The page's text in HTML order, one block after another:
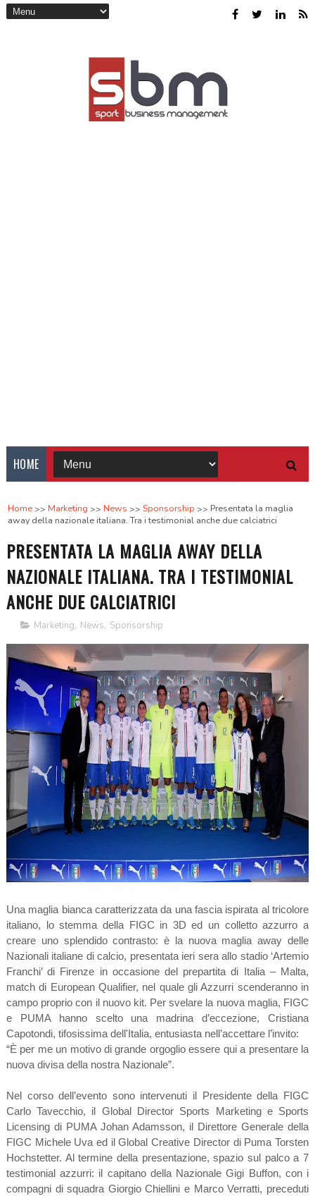
HOME
Home Marketing News Sponsorship
Presentata la maglia
away della nazionale italiana. Tra i testimonial anche due calciatrici
PRESENTATA LA MAGLIA AWAY DELLA
NAZIONALE ITALIANA. TRA I TESTIMONIAL
ANCHE DUE CALCIATRICI
Marketing, News, Sponsorship
Una maglia bianca caratterizzata da una fascia ispirata al tricolore
italiano, lo stemma della FIGC in 3D ed un colletto azzurro a
creare uno splendido contrasto: è la nuova maglia away delle
Nazionali italiane di calcio, presentata ieri sera allo stadio ‘Artemio
Franchi’ di Firenze in occasione del prepartita di Italia – Malta,
match di European Qualifier, nel quale gli Azzurri scenderanno in
campo proprio con il nuovo kit. Per svelare la nuova maglia, FIGC
e PUMA hanno scelto una madrina d’eccezione, Cristiana
Capotondi, tifosissima dell'Italia, entusiasta nell’accettare l’invito:
“È per me un motivo di grande orgoglio essere qui a presentare la
nuova divisa della nostra Nazionale”.
Nel corso dell’evento sono intervenuti il Presidente della FIGC
Carlo Tavecchio, il Global Director Sports Marketing e Sports
Licensing di PUMA Johan Adamsson, il Direttore Generale della
FIGC Michele Uva ed il Global Creative Director di Puma Torsten
Hochstetter. Al termine della presentazione, spazio sul palco a 7
testimonial azzurri: il capitano della Nazionale Gigi Buffon, con i
compagni di squadra Giorgio Chiellini e Marco Verratti, preceduti